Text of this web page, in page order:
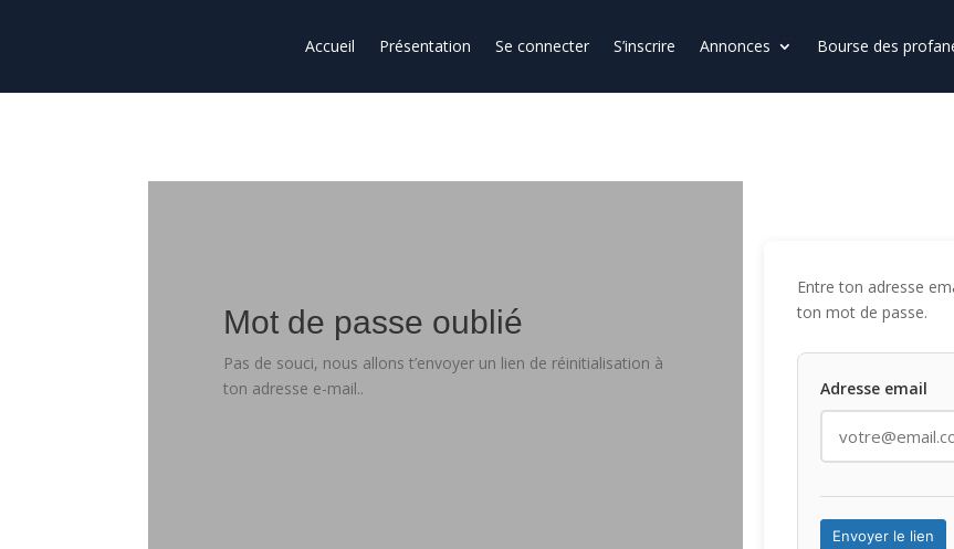
Accueil Présentation Se connecter S’inscrire Annonces Bourse des
Mot de passe oublié
Pas de souci, nous allons t’envoyer un lien de réinitialisation à
ton adresse e-mail..
Entre ton adresse
ton mot de passe.
Adresse email
Envoyer le lien